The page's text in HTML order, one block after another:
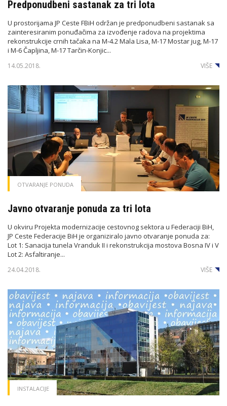
Predponudbeni sastanak za tri lota
U prostorijama JP Ceste FBiH održan je predponudbeni sastanak sa
zainteresiranim ponuđačima za izvođenje radova na projektima
rekonstrukcije crnih tačaka na M-4.2 Mala Lisa, M-17 Mostar jug, M-17
i M-6 Čapljina, M-17 Tarčin-Konjic...
14.05.2018. VIŠE
OTVARANJE PONUDA
Javno otvaranje ponuda za tri lota
U okviru Projekta modernizacije cestovnog sektora u Federaciji BiH,
JP Ceste Federacije BiH je organiziralo javno otvaranje ponuda za:
Lot 1: Sanacija tunela Vranduk II i rekonstrukcija mostova Bosna IV i V
Lot 2: Asfaltiranje...
24.04.2018. VIŠE
INSTALACIJE